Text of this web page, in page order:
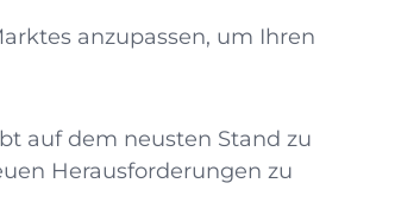
anzupassen, um Ihren
auf dem neusten Stand zu
Herausforderungen zu